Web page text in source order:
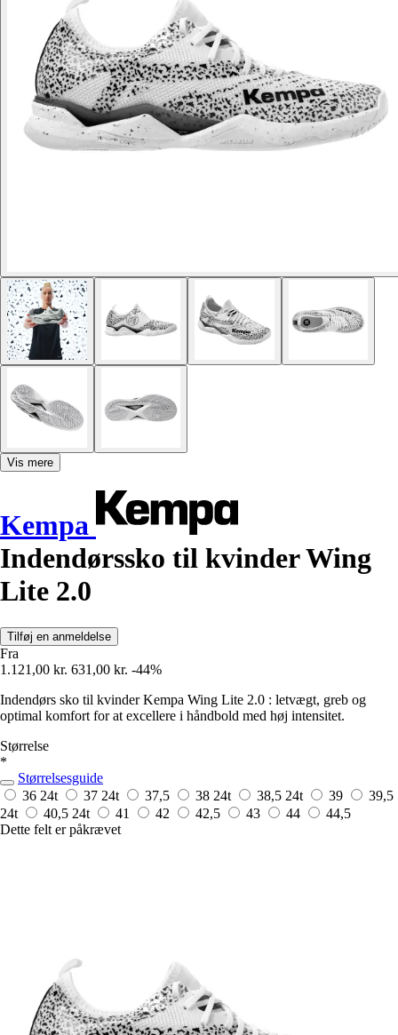
Vis mere
Kempa
Indendørssko til kvinder Wing
Lite 2.0
Tilføj en anmeldelse
Fra
1.121,00 kr. 631,00 kr. -44%
Indendørs sko til kvinder Kempa Wing Lite 2.0 : letvægt, greb og
optimal komfort for at excellere i håndbold med høj intensitet.
Størrelse
*
Størrelsesguide
36 24t 37 24t 37,5 38 24t 38,5 24t 39
39,5
24t
40,5 24t 41 42 42,5 43 44
44,5
Dette felt er påkrævet